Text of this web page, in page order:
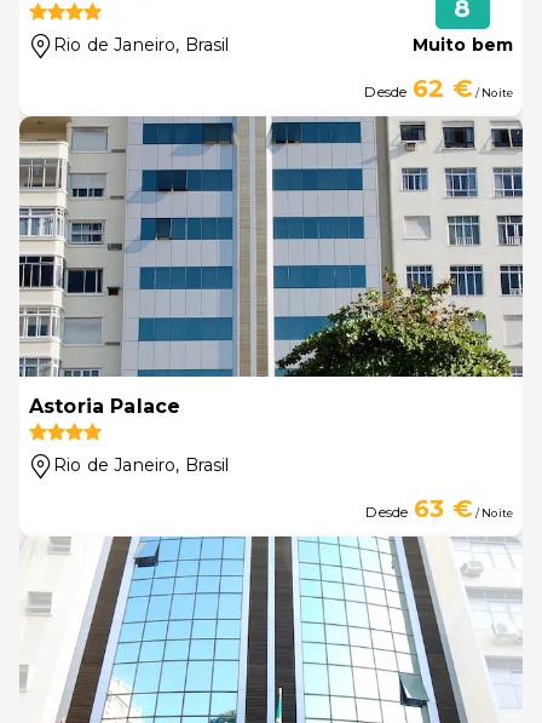
Rio de Janeiro, Brasil
8
Muito bem
Desde 62 €/ Noite
Astoria Palace
Rio de Janeiro, Brasil
Desde 63 €/ Noite